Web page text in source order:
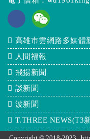
高雄市雲網路多媒體
人間福報
飛揚新聞
談新聞
波新聞
T.THREE NEWS(T3